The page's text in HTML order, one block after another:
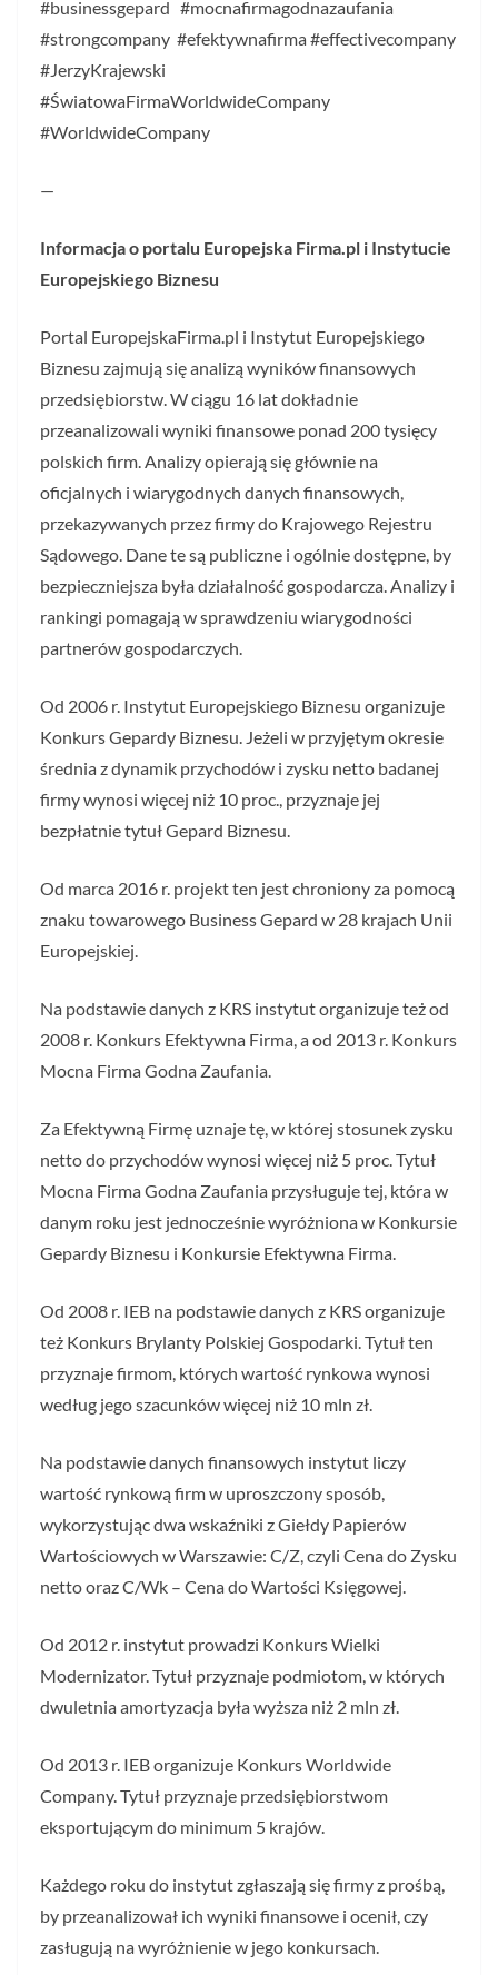
#businessgepard #mocnafirmagodnazaufania
#strongcompany #efektywnafirma #effectivecompany
#JerzyKrajewski
#ŚwiatowaFirmaWorldwideCompany
#WorldwideCompany
—
Informacja o portalu Europejska Firma.pl i Instytucie
Europejskiego Biznesu
Portal EuropejskaFirma.pl i Instytut Europejskiego
Biznesu zajmują się analizą wyników finansowych
przedsiębiorstw. W ciągu 16 lat dokładnie
przeanalizowali wyniki finansowe ponad 200 tysięcy
polskich firm. Analizy opierają się głównie na
oficjalnych i wiarygodnych danych finansowych,
przekazywanych przez firmy do Krajowego Rejestru
Sądowego. Dane te są publiczne i ogólnie dostępne, by
bezpieczniejsza była działalność gospodarcza. Analizy i
rankingi pomagają w sprawdzeniu wiarygodności
partnerów gospodarczych.
Od 2006 r. Instytut Europejskiego Biznesu organizuje
Konkurs Gepardy Biznesu. Jeżeli w przyjętym okresie
średnia z dynamik przychodów i zysku netto badanej
firmy wynosi więcej niż 10 proc., przyznaje jej
bezpłatnie tytuł Gepard Biznesu.
Od marca 2016 r. projekt ten jest chroniony za pomocą
znaku towarowego Business Gepard w 28 krajach Unii
Europejskiej.
Na podstawie danych z KRS instytut organizuje też od
2008 r. Konkurs Efektywna Firma, a od 2013 r. Konkurs
Mocna Firma Godna Zaufania.
Za Efektywną Firmę uznaje tę, w której stosunek zysku
netto do przychodów wynosi więcej niż 5 proc. Tytuł
Mocna Firma Godna Zaufania przysługuje tej, która w
danym roku jest jednocześnie wyróżniona w Konkursie
Gepardy Biznesu i Konkursie Efektywna Firma.
Od 2008 r. IEB na podstawie danych z KRS organizuje
też Konkurs Brylanty Polskiej Gospodarki. Tytuł ten
przyznaje firmom, których wartość rynkowa wynosi
według jego szacunków więcej niż 10 mln zł.
Na podstawie danych finansowych instytut liczy
wartość rynkową firm w uproszczony sposób,
wykorzystując dwa wskaźniki z Giełdy Papierów
Wartościowych w Warszawie: C/Z, czyli Cena do Zysku
netto oraz C/Wk – Cena do Wartości Księgowej.
Od 2012 r. instytut prowadzi Konkurs Wielki
Modernizator. Tytuł przyznaje podmiotom, w których
dwuletnia amortyzacja była wyższa niż 2 mln zł.
Od 2013 r. IEB organizuje Konkurs Worldwide
Company. Tytuł przyznaje przedsiębiorstwom
eksportującym do minimum 5 krajów.
Każdego roku do instytut zgłaszają się firmy z prośbą,
by przeanalizował ich wyniki finansowe i ocenił, czy
zasługują na wyróżnienie w jego konkursach.